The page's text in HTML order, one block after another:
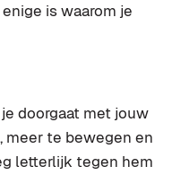
is waarom je
doorgaat met jouw
meer te bewegen en
letterlijk tegen hem